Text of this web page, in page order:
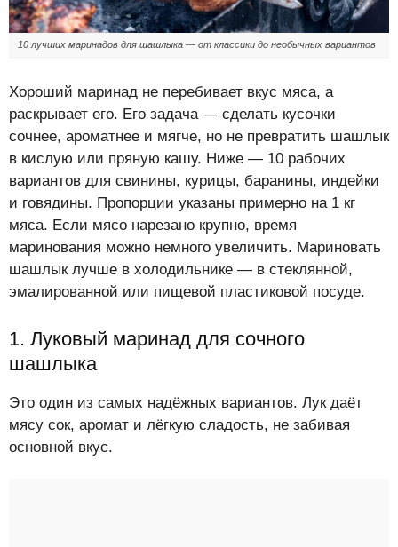
10 лучших маринадов для шашлыка — от классики до необычных вариантов
Хороший маринад не перебивает вкус мяса, а
раскрывает его. Его задача — сделать кусочки
сочнее, ароматнее и мягче, но не превратить шашлык
в кислую или пряную кашу. Ниже — 10 рабочих
вариантов для свинины, курицы, баранины, индейки
и говядины. Пропорции указаны примерно на 1 кг
мяса. Если мясо нарезано крупно, время
маринования можно немного увеличить. Мариновать
шашлык лучше в холодильнике — в стеклянной,
эмалированной или пищевой пластиковой посуде.
1. Луковый маринад для сочного
шашлыка
Это один из самых надёжных вариантов. Лук даёт
мясу сок, аромат и лёгкую сладость, не забивая
основной вкус.